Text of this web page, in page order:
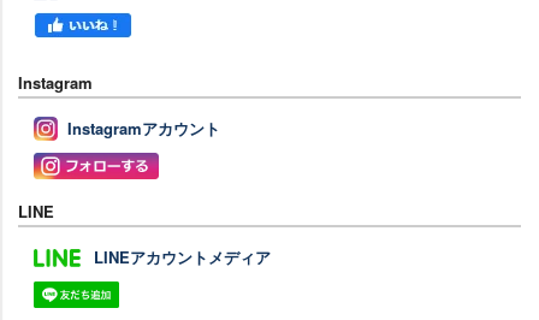
Instagram
Instagramアカウント
LINE
LINEアカウントメディア